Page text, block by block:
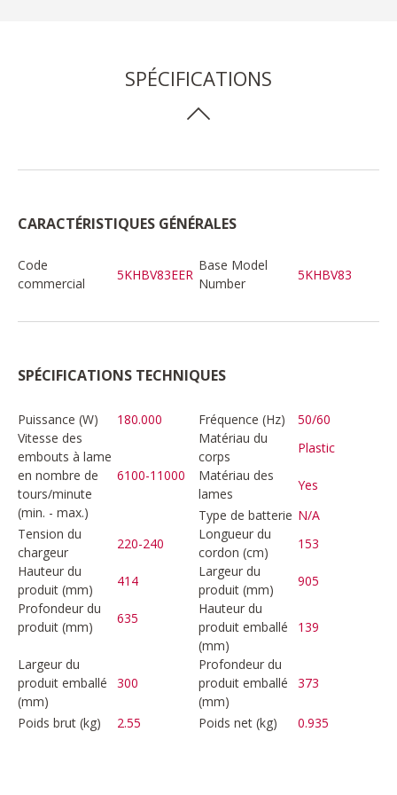
SPÉCIFICATIONS
CARACTÉRISTIQUES GÉNÉRALES
Code
commercial
5KHBV83EER
Base Model
Number
5KHBV83
SPÉCIFICATIONS TECHNIQUES
Puissance (W) 180.000 Fréquence (Hz)
50/60
Vitesse des
embouts à lame
en nombre de
tours/minute
(min. - max.)
6100-11000
Matériau du
corps
Plastic
Matériau des
lames
Yes
Type de batterie N/A
Tension du
chargeur
220-240
Longueur du
cordon (cm)
153
Hauteur du
produit (mm)
414
Largeur du
produit (mm)
905
Profondeur du
produit (mm)
635
Hauteur du
produit emballé
(mm)
139
Largeur du
produit emballé
(mm)
300
Profondeur du
produit emballé
(mm)
373
Poids brut (kg) 2.55 Poids net (kg) 0.935